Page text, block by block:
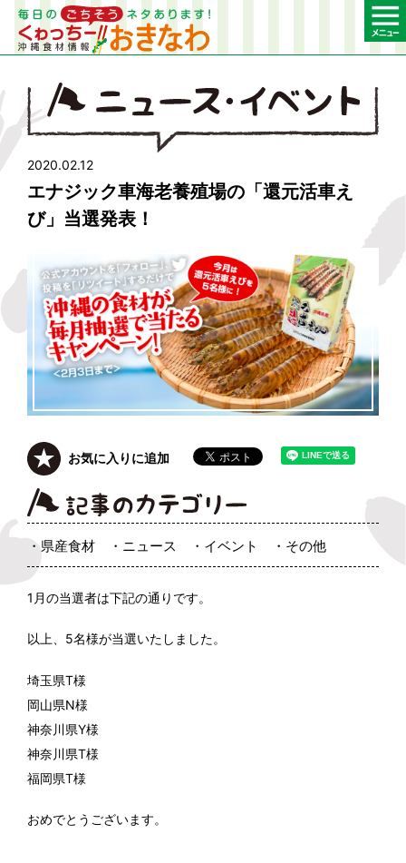
2020.02.12
エナジック車海老養殖場の「還元活車え
び」当選発表！
お気に入りに追加
県産食材 ニュース イベント その他
1月の当選者は下記の通りです。
以上、5名様が当選いたしました。
埼玉県T様
岡山県N様
神奈川県Y様
神奈川県T様
福岡県T様
おめでとうございます。